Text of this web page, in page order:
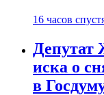
16 часов
Депутат
иска о
в